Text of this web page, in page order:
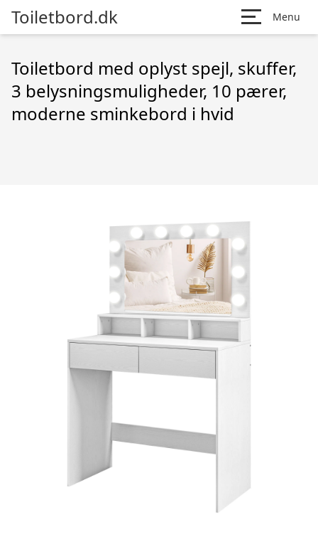
Toiletbord.dk Menu
Toiletbord med oplyst spejl, skuffer,
3 belysningsmuligheder, 10 pærer,
moderne sminkebord i hvid